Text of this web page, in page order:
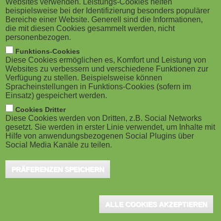
M
o
b
i
l
e
)
Websites verwenden. Leistungs-Cookies helfen
beispielsweise bei der Identifizierung besonders populärer
Bereiche einer Website. Generell sind die Informationen,
die mit diesen Cookies gesammelt werden, nicht
personenbezogen.
Funktions-Cookies
Diese Cookies ermöglichen es, Komfort und Leistung von
Websites zu verbessern und verschiedene Funktionen zur
Verfügung zu stellen. Beispielsweise können
Spracheinstellungen in Funktions-Cookies (sofern im
Einsatz) gespeichert werden.
Cookies Dritter
Diese Cookies werden von Dritten, z.B. Social Networks
gesetzt. Sie werden in erster Linie verwendet, um Inhalte mit
Hilfe von anwendungsbezogenen Social Plugins über
Social Media Kanäle zu teilen.
PRÄFERENZEN SPEICHERN
ALLE COOKIES AKZEPTIEREN